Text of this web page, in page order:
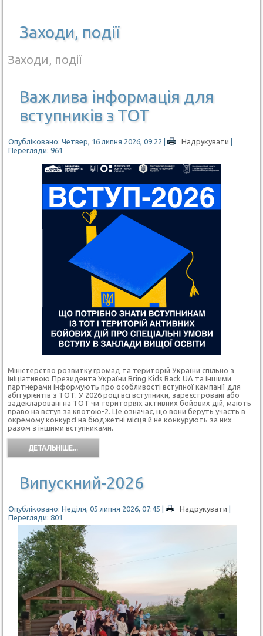
Заходи, події
Заходи, події
Важлива інформація для
вступників з ТОТ
Опубліковано: Четвер, 16 липня 2026, 09:22 | Надрукувати |
Перегляди: 961
Міністерство розвитку громад та територій України спільно з
ініціативою Президента України Bring Kids Back UA та іншими
партнерами інформують про особливості вступної кампанії для
абітурієнтів з ТОТ. У 2026 році всі вступники, зареєстровані або
задекларовані на ТОТ чи територіях активних бойових дій, мають
право на вступ за квотою-2. Це означає, що вони беруть участь в
окремому конкурсі на бюджетні місця й не конкурують за них
разом з іншими вступниками.
ДЕТАЛЬНІШЕ...
Випускний-2026
Опубліковано: Неділя, 05 липня 2026, 07:45 | Надрукувати |
Перегляди: 801